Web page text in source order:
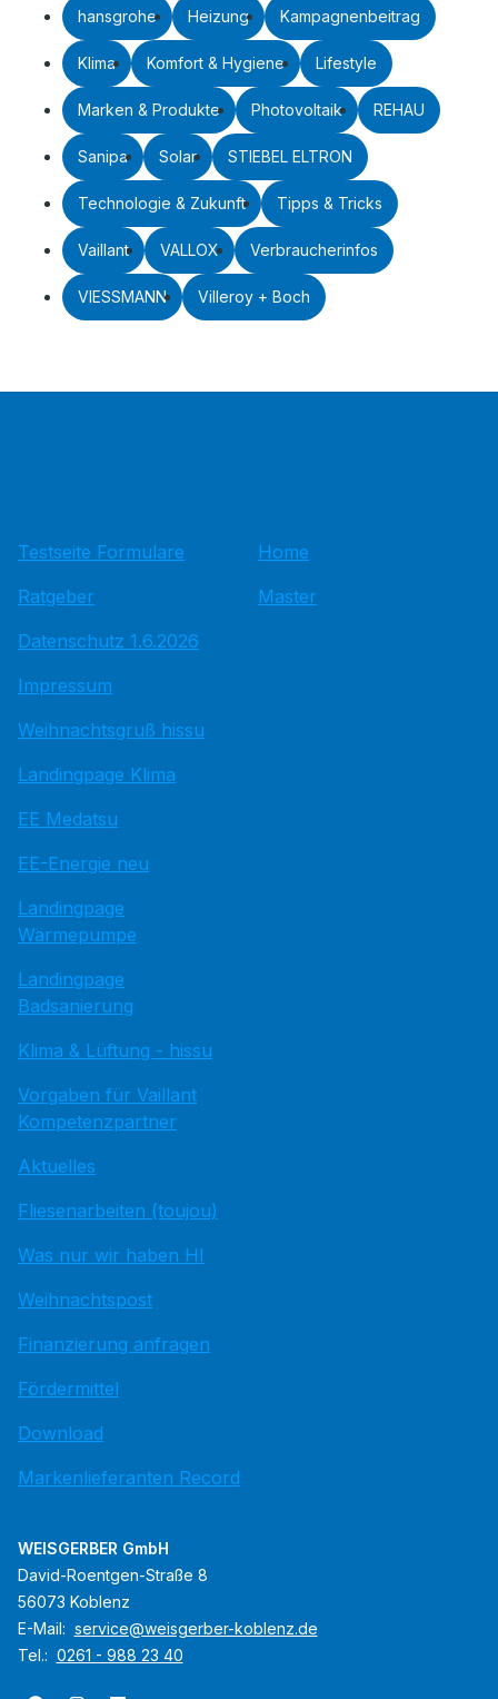
hansgrohe Heizung Kampagnenbeitrag
Klima Komfort & Hygiene Lifestyle
Marken & Produkte Photovoltaik REHAU
Sanipa Solar STIEBEL ELTRON
Technologie & Zukunft Tipps & Tricks
Vaillant VALLOX Verbraucherinfos
VIESSMANN Villeroy + Boch
Testseite Formulare
Ratgeber
Datenschutz 1.6.2026
Impressum
Weihnachtsgruß hissu
Landingpage Klima
EE Medatsu
EE-Energie neu
Landingpage
Wärmepumpe
Landingpage
Badsanierung
Klima & Lüftung - hissu
Vorgaben für Vaillant
Kompetenzpartner
Aktuelles
Fliesenarbeiten (toujou)
Was nur wir haben HI
Weihnachtspost
Finanzierung anfragen
Fördermittel
Download
Markenlieferanten Record
Home
Master
WEISGERBER GmbH
David-Roentgen-Straße 8
56073 Koblenz
E-Mail: service@weisgerber-koblenz.de
Tel.: 0261 - 988 23 40